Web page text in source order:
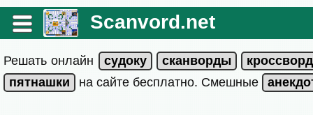
Scanvord.net
Решать онлайн
на сайте бесплатно. Смешные